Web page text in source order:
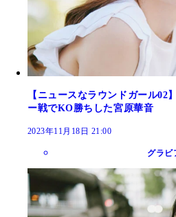
【ニュースなラウンドガール02
ー戦でKO勝ちした宮原華音
2023年11月18日 21:00
グラビ